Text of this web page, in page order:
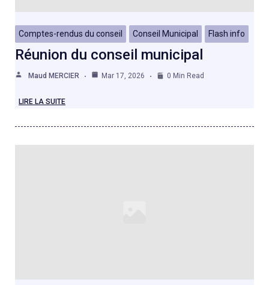
Comptes-rendus du conseil Conseil Municipal Flash info
Réunion du conseil municipal
Maud MERCIER Mar 17, 2026 0 Min Read
LIRE LA SUITE